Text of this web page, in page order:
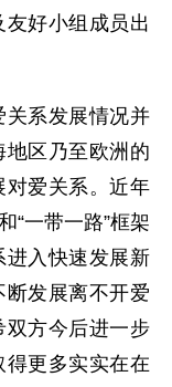
好小组成员出
系发展情况并
区乃至欧洲的
爱关系。近年
“一带一路”框架
进入快速发展新
断发展离不开爱
双方今后进一步
更多实实在在